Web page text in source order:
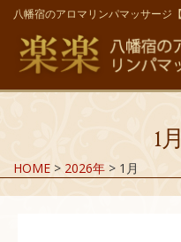
八幡宿のアロマリンパマッサージ【
1
HOME > 2026年 > 1月